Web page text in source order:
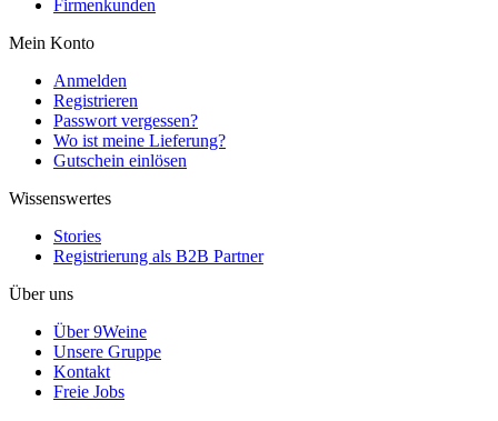
Firmenkunden
Mein Konto
Anmelden
Registrieren
Passwort vergessen?
Wo ist meine Lieferung?
Gutschein einlösen
Wissenswertes
Stories
Registrierung als B2B Partner
Über uns
Über 9Weine
Unsere Gruppe
Kontakt
Freie Jobs